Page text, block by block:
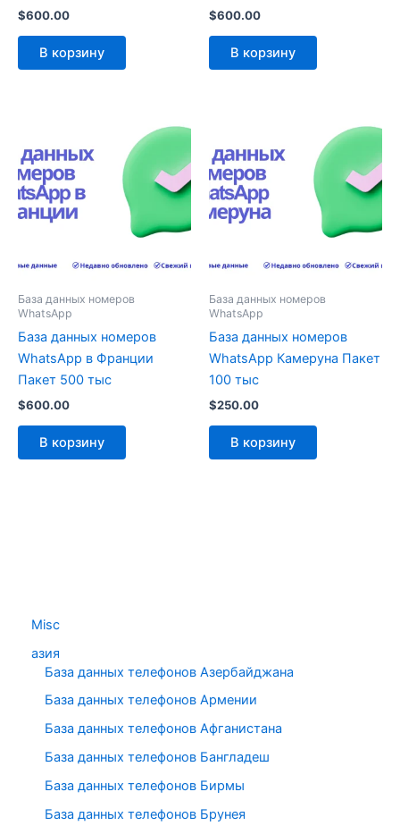
Misc
азия
База данных телефонов Азербайджана
База данных телефонов Армении
База данных телефонов Афганистана
База данных телефонов Бангладеш
База данных телефонов Бирмы
База данных телефонов Брунея
$600.00
В корзину
$600.00
В корзину
База данных номеров
WhatsApp
База данных номеров
WhatsApp в Франции
Пакет 500 тыс
$600.00
В корзину
База данных номеров
WhatsApp
База данных номеров
WhatsApp Камеруна Пакет
100 тыс
$250.00
В корзину